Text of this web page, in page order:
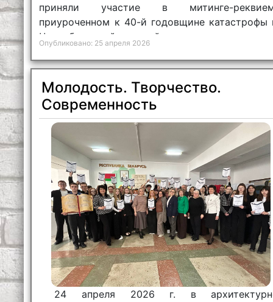
приняли участие в митинге-
приуроченном к 40-й годовщине катастрофы
Чернобыльской атомной электростанции.
Опубликовано: 25 апреля 2026
Молодость. Творчество.
Современность
24 апреля 2026 г. в